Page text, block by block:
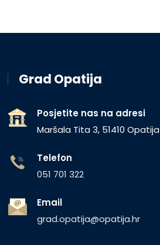
Grad Opatija
Posjetite nas na adresi
Maršala Tita 3, 51410 Opatija
Telefon
051 701 322
Email
grad.opatija@opatija.hr